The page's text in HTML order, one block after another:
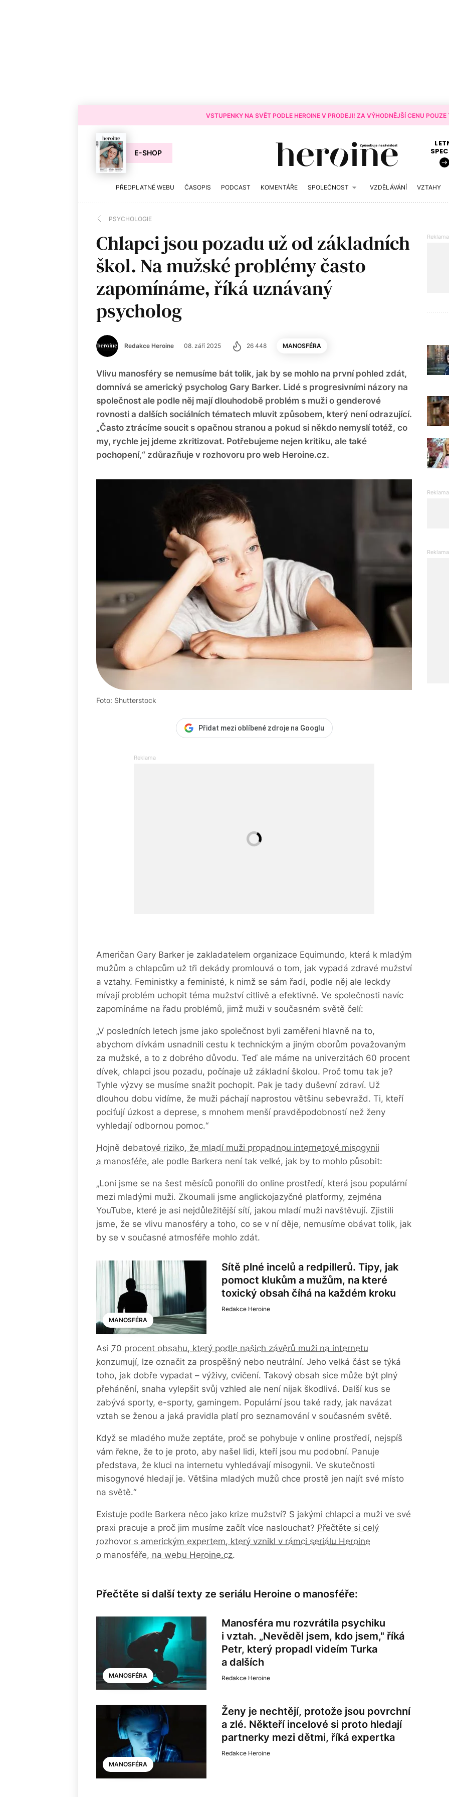
VSTUPENKY NA SVĚT PODLE HEROINE V PRODEJI! ZA VÝHODNĚJŠÍ CENU
E-SHOP
PŘEDPLATNÉ WEBU ČASOPIS PODCAST KOMENTÁŘE SPOLEČNOST VZDĚLÁVÁNÍ VZTAHY
PSYCHOLOGIE
Chlapci jsou pozadu už od základních
škol. Na mužské problémy často
zapomínáme, říká uznávaný
psycholog
Redakce Heroine 08. září 2025 26 448 MANOSFÉRA
Vlivu manosféry se nemusíme bát tolik, jak by se mohlo na první pohled zdát,
domnívá se americký psycholog Gary Barker. Lidé s progresivními názory na
společnost ale podle něj mají dlouhodobě problém s muži o genderové
rovnosti a dalších sociálních tématech mluvit způsobem, který není odrazující.
„Často ztrácíme soucit s opačnou stranou a pokud si někdo nemyslí totéž, co
my, rychle jej jdeme zkritizovat. Potřebujeme nejen kritiku, ale také
pochopení,“ zdůrazňuje v rozhovoru pro web Heroine.cz.
Foto: Shutterstock
Přidat mezi oblíbené zdroje na Googlu
Američan Gary Barker je zakladatelem organizace Equimundo, která k mladým
mužům a chlapcům už tři dekády promlouvá o tom, jak vypadá zdravé mužství
a vztahy. Feministky a feministé, k nimž se sám řadí, podle něj ale leckdy
mívají problém uchopit téma mužství citlivě a efektivně. Ve společnosti navíc
zapomínáme na řadu problémů, jimž muži v současném světě čelí:
„V posledních letech jsme jako společnost byli zaměřeni hlavně na to,
abychom dívkám usnadnili cestu k technickým a jiným oborům považovaným
za mužské, a to z dobrého důvodu. Teď ale máme na univerzitách 60 procent
dívek, chlapci jsou pozadu, počínaje už základní školou. Proč tomu tak je?
Tyhle výzvy se musíme snažit pochopit. Pak je tady duševní zdraví. Už
dlouhou dobu vidíme, že muži páchají naprostou většinu sebevražd. Ti, kteří
pociťují úzkost a deprese, s mnohem menší pravděpodobností než ženy
vyhledají odbornou pomoc.“
Hojně debatové riziko, že mladí muži propadnou internetové misogynii
a manosféře, ale podle Barkera není tak velké, jak by to mohlo působit:
„Loni jsme se na šest měsíců ponořili do online prostředí, která jsou populární
mezi mladými muži. Zkoumali jsme anglickojazyčné platformy, zejména
YouTube, které je asi nejdůležitější sítí, jakou mladí muži navštěvují. Zjistili
jsme, že se vlivu manosféry a toho, co se v ní děje, nemusíme obávat tolik, jak
by se v současné atmosféře mohlo zdát.
MANOSFÉRA
Sítě plné incelů a redpillerů. Tipy, jak
pomoct klukům a mužům, na které
toxický obsah číhá na každém kroku
Redakce Heroine
Asi 70 procent obsahu, který podle našich závěrů muži na internetu
konzumují, lze označit za prospěšný nebo neutrální. Jeho velká část se týká
toho, jak dobře vypadat – výživy, cvičení. Takový obsah sice může být plný
přehánění, snaha vylepšit svůj vzhled ale není nijak škodlivá. Další kus se
zabývá sporty, e-sporty, gamingem. Populární jsou také rady, jak navázat
vztah se ženou a jaká pravidla platí pro seznamování v současném světě.
Když se mladého muže zeptáte, proč se pohybuje v online prostředí, nejspíš
vám řekne, že to je proto, aby našel lidi, kteří jsou mu podobní. Panuje
představa, že kluci na internetu vyhledávají misogynii. Ve skutečnosti
misogynové hledají je. Většina mladých mužů chce prostě jen najít své místo
na světě.“
Existuje podle Barkera něco jako krize mužství? S jakými chlapci a muži ve své
praxi pracuje a proč jim musíme začít více naslouchat? Přečtěte si celý
rozhovor s americkým expertem, který vznikl v rámci seriálu Heroine
o manosféře, na webu Heroine.cz.
Přečtěte si další texty ze seriálu Heroine o manosféře:
MANOSFÉRA
Manosféra mu rozvrátila psychiku
i vztah. „Nevěděl jsem, kdo jsem," říká
Petr, který propadl videím Turka
a dalších
Redakce Heroine
MANOSFÉRA
Ženy je nechtějí, protože jsou povrchní
a zlé. Někteří incelové si proto hledají
partnerky mezi dětmi, říká expertka
Redakce Heroine